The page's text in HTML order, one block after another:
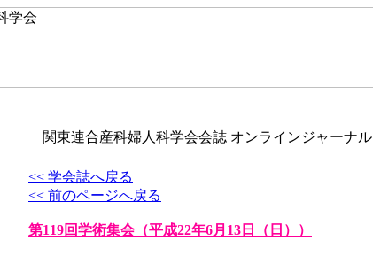
関東連合産科婦人科学会会誌 オンラインジャーナル
<< 学会誌へ戻る
<< 前のページへ戻る
第119回学術集会（平成22年6月13日（日））